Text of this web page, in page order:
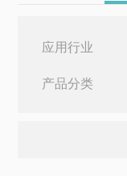
应用行业
产品分类